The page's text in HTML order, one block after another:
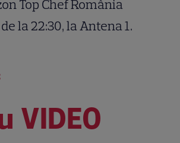
Top Chef România
la 22:30, la Antena 1.
VIDEO